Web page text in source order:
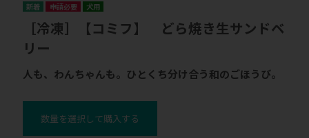
申請必要 犬用
［冷凍］【コミフ】 どら焼き生サンドベ
リー
人も、わんちゃんも。ひとくち分け合う和のごほうび。
数量を選択して購入する